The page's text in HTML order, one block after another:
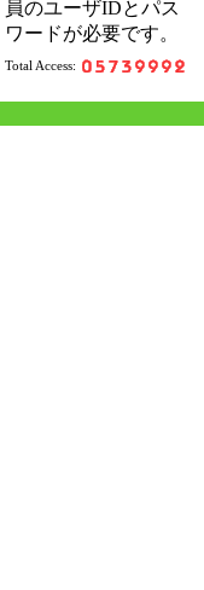
員のユーザIDとパス
ワードが必要です。
Total Access: